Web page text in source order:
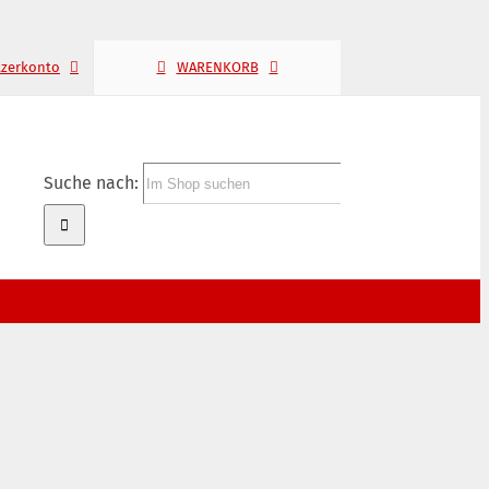
WARENKORB
Suche nach: